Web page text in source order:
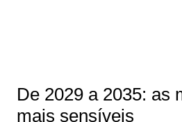
De 2029 a 2035: as
mais sensíveis